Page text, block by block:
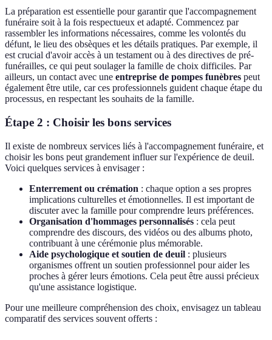
La préparation est essentielle pour garantir que l'accompagnement
funéraire soit à la fois respectueux et adapté. Commencez par
rassembler les informations nécessaires, comme les volontés du
défunt, le lieu des obsèques et les détails pratiques. Par exemple, il
est crucial d'avoir accès à un testament ou à des directives de pré-
funérailles, ce qui peut soulager la famille de choix difficiles. Par
ailleurs, un contact avec une entreprise de pompes funèbres peut
également être utile, car ces professionnels guident chaque étape du
processus, en respectant les souhaits de la famille.
Étape 2 : Choisir les bons services
Il existe de nombreux services liés à l'accompagnement funéraire, et
choisir les bons peut grandement influer sur l'expérience de deuil.
Voici quelques services à envisager :
Enterrement ou crémation : chaque option a ses propres
implications culturelles et émotionnelles. Il est important de
discuter avec la famille pour comprendre leurs préférences.
Organisation d'hommages personnalisés : cela peut
comprendre des discours, des vidéos ou des albums photo,
contribuant à une cérémonie plus mémorable.
Aide psychologique et soutien de deuil : plusieurs
organismes offrent un soutien professionnel pour aider les
proches à gérer leurs émotions. Cela peut être aussi précieux
qu'une assistance logistique.
Pour une meilleure compréhension des choix, envisagez un tableau
comparatif des services souvent offerts :